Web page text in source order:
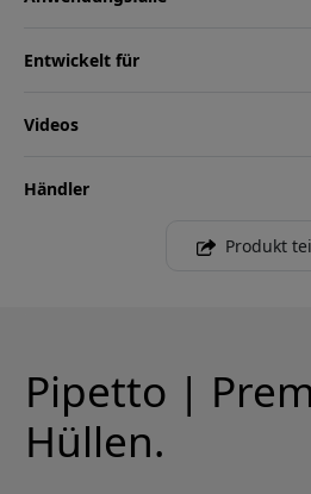
Entwickelt für
Videos
Händler
Produkt
Pipetto |
Hüllen.